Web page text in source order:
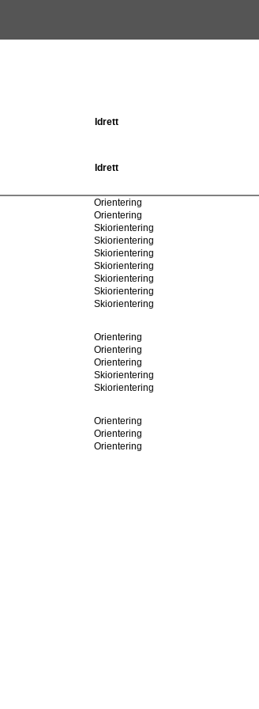
Idrett
Idrett
Orientering
Orientering
Skiorientering
Skiorientering
Skiorientering
Skiorientering
Skiorientering
Skiorientering
Skiorientering
Orientering
Orientering
Orientering
Skiorientering
Skiorientering
Orientering
Orientering
Orientering